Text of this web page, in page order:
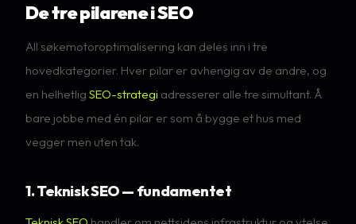
De tre pilarene i SEO
All søkemotoroptimalisering kan deles inn i tre
hovedkategorier. Hver pilar er avhengig av de andre, og
en helhetlig SEO-strategi adresserer alle tre simultant. Å
bare jobbe med én pilar er som å bygge et hus med
vegger men uten tak.
1. Teknisk SEO — fundamentet